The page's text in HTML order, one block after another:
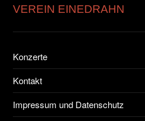
VEREIN EINEDRAHN
Konzerte
Kontakt
Impressum und Datenschutz